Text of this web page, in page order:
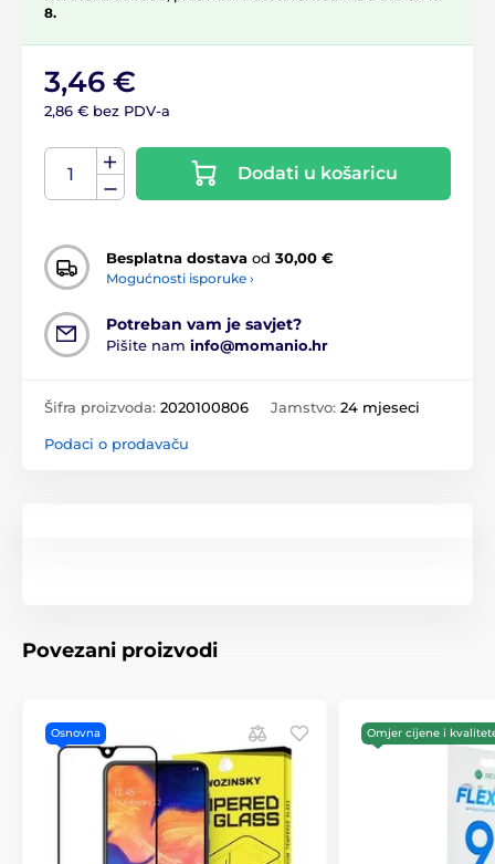
8.
3,46 €
2,86 € bez PDV-a
Dodati u košaricu
Besplatna dostava od 30,00 €
Mogućnosti isporuke ›
Potreban vam je savjet?
Pišite nam info@momanio.hr
Šifra proizvoda: 2020100806 Jamstvo: 24 mjeseci
Podaci o prodavaču
Povezani proizvodi
Osnovna Omjer cijene i